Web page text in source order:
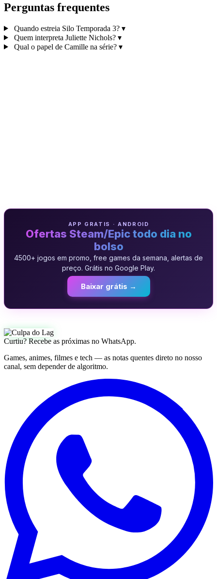
Perguntas frequentes
Quando estreia Silo Temporada 3? ▾
Quem interpreta Juliette Nichols? ▾
Qual o papel de Camille na série? ▾
APP GRATIS · ANDROID
Ofertas Steam/Epic todo dia no
bolso
4500+ jogos em promo, free games da semana, alertas de
preço. Grátis no Google Play.
Baixar grátis →
Curtiu? Recebe as próximas no WhatsApp.
Games, animes, filmes e tech — as notas quentes direto no nosso
canal, sem depender de algoritmo.